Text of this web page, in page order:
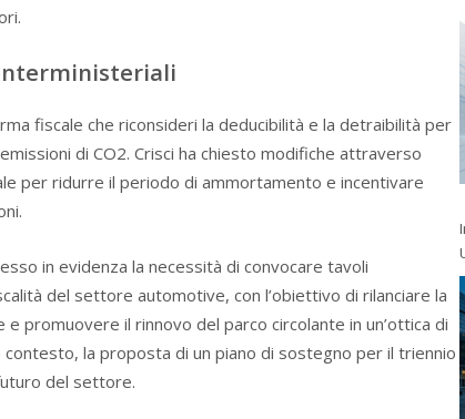
fiscale che riconsideri la deducibilità e la detraibilità per
di CO2. Crisci ha chiesto modifiche attraverso
per ridurre il periodo di ammortamento e incentivare
in evidenza la necessità di convocare tavoli
del settore automotive, con l’obiettivo di rilanciare la
promuovere il rinnovo del parco circolante in un’ottica di
la proposta di un piano di sostegno per il triennio
del settore.